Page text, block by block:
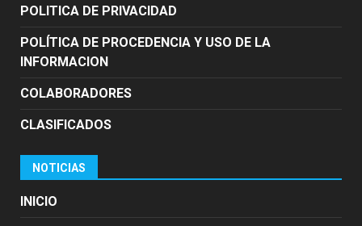
POLITICA DE PRIVACIDAD
POLÍTICA DE PROCEDENCIA Y USO DE LA
INFORMACION
COLABORADORES
CLASIFICADOS
NOTICIAS
INICIO